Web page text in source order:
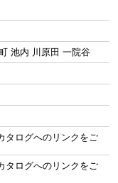
池内 川原田 一院谷
タログへのリンクをご
タログへのリンクをご